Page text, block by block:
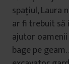
spațiul, Laura
ar fi trebuit să
ajutor
bage pe